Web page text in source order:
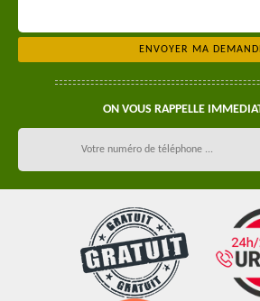
ON VOUS RAPPELLE